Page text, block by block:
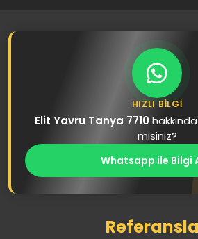
HIZLI BILGI
Elit Yavru Tanya 7710
misiniz?
Whatsapp ile Bilgi